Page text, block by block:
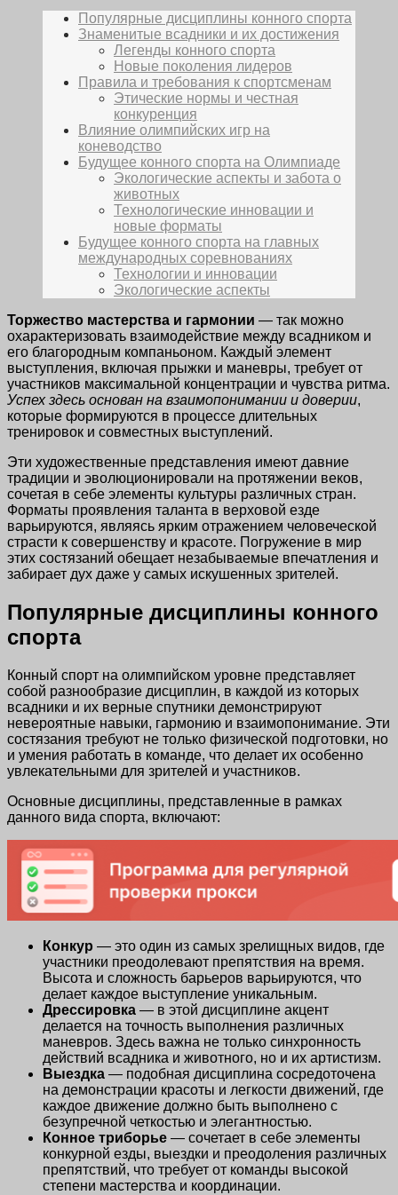
Популярные дисциплины конного спорта
Знаменитые всадники и их достижения
Легенды конного спорта
Новые поколения лидеров
Правила и требования к спортсменам
Этические нормы и честная
конкуренция
Влияние олимпийских игр на
коневодство
Будущее конного спорта на Олимпиаде
Экологические аспекты и забота о
животных
Технологические инновации и
новые форматы
Будущее конного спорта на главных
международных соревнованиях
Технологии и инновации
Экологические аспекты
Торжество мастерства и гармонии — так можно
охарактеризовать взаимодействие между всадником и
его благородным компаньоном. Каждый элемент
выступления, включая прыжки и маневры, требует от
участников максимальной концентрации и чувства ритма.
Успех здесь основан на взаимопонимании и доверии,
которые формируются в процессе длительных
тренировок и совместных выступлений.
Эти художественные представления имеют давние
традиции и эволюционировали на протяжении веков,
сочетая в себе элементы культуры различных стран.
Форматы проявления таланта в верховой езде
варьируются, являясь ярким отражением человеческой
страсти к совершенству и красоте. Погружение в мир
этих состязаний обещает незабываемые впечатления и
забирает дух даже у самых искушенных зрителей.
Популярные дисциплины конного
спорта
Конный спорт на олимпийском уровне представляет
собой разнообразие дисциплин, в каждой из которых
всадники и их верные спутники демонстрируют
невероятные навыки, гармонию и взаимопонимание. Эти
состязания требуют не только физической подготовки, но
и умения работать в команде, что делает их особенно
увлекательными для зрителей и участников.
Основные дисциплины, представленные в рамках
данного вида спорта, включают:
Конкур — это один из самых зрелищных видов, где
участники преодолевают препятствия на время.
Высота и сложность барьеров варьируются, что
делает каждое выступление уникальным.
Дрессировка — в этой дисциплине акцент
делается на точность выполнения различных
маневров. Здесь важна не только синхронность
действий всадника и животного, но и их артистизм.
Выездка — подобная дисциплина сосредоточена
на демонстрации красоты и легкости движений, где
каждое движение должно быть выполнено с
безупречной четкостью и элегантностью.
Конное триборье — сочетает в себе элементы
конкурной езды, выездки и преодоления различных
препятствий, что требует от команды высокой
степени мастерства и координации.